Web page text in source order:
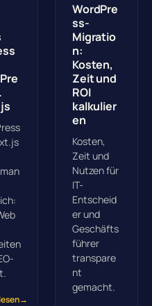
→
WordPre
ss-
Migratio
n:
Kosten,
Zeit und
ROI
kalkulier
en
Kosten,
Zeit und
Nutzen für
IT-
Entscheid
er und
Geschäfts
führer
transpare
nt
gemacht.